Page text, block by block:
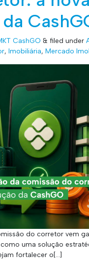
CashGO & filed under
, Imobiliária, Mercado
do corretor vem
uma solução
fortalecer o[…]